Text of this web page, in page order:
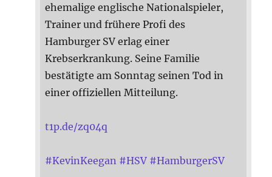
ehemalige englische Nationalspieler,
Trainer und frühere Profi des
Hamburger SV erlag einer
Krebserkrankung. Seine Familie
bestätigte am Sonntag seinen Tod in
einer offiziellen Mitteilung.
t1p.de/zq04q
#KevinKeegan #HSV #HamburgerSV